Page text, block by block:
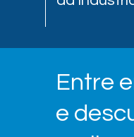
Entre
e